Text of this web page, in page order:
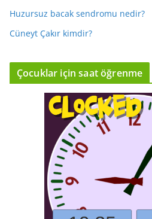
Huzursuz bacak sendromu nedir?
Cüneyt Çakır kimdir?
Çocuklar için saat öğrenme